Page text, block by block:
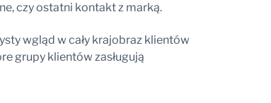
czy ostatni kontakt z marką.
wgląd w cały krajobraz klientów
grupy klientów zasługują